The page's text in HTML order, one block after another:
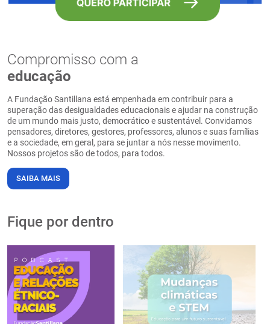
Compromisso com a
educação
A Fundação Santillana está empenhada em contribuir para a
superação das desigualdades educacionais e ajudar na construção
de um mundo mais justo, democrático e sustentável. Convidamos
pensadores, diretores, gestores, professores, alunos e suas famílias
e a sociedade, em geral, para se juntar a nós nesse movimento.
Nossos projetos são de todos, para todos.
SAIBA MAIS
Fique por dentro